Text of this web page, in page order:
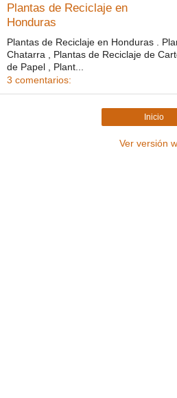
Plantas de Reciclaje en
Honduras
Plantas de Reciclaje en Honduras .
Chatarra , Plantas de Reciclaje de
de Papel , Plant...
3 comentarios:
Inicio
Ver versión